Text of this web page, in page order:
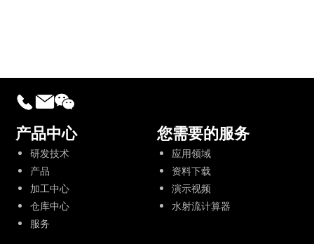
产品中心
研发技术
产品
加工中心
仓库中心
服务
您需要的服务
应用领域
资料下载
演示视频
水射流计算器